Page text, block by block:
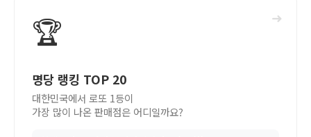
➜
🏆
명당 랭킹 TOP 20
대한민국에서 로또 1등이
가장 많이 나온 판매점은 어디일까요?